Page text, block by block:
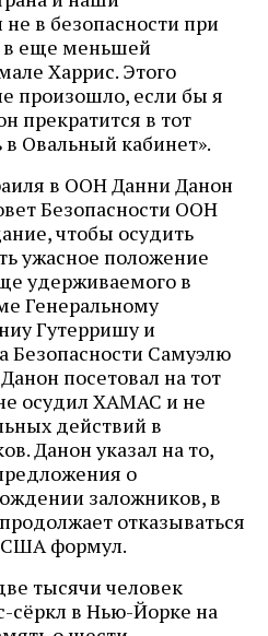
в безопасности при
в еще меньшей
Харрис. Этого
произошло, если бы я
прекратится в тот
в Овальный кабинет».
в ООН Данни Данон
Безопасности ООН
чтобы осудить
ужасное положение
удерживаемого в
Генеральному
Гутерришу и
Безопасности Самуэлю
посетовал на тот
осудил ХАМАС и не
действий в
Данон указал на то,
о
заложников, в
отказываться
формул.
тысячи человек
сёркл в Нью-Йорке на